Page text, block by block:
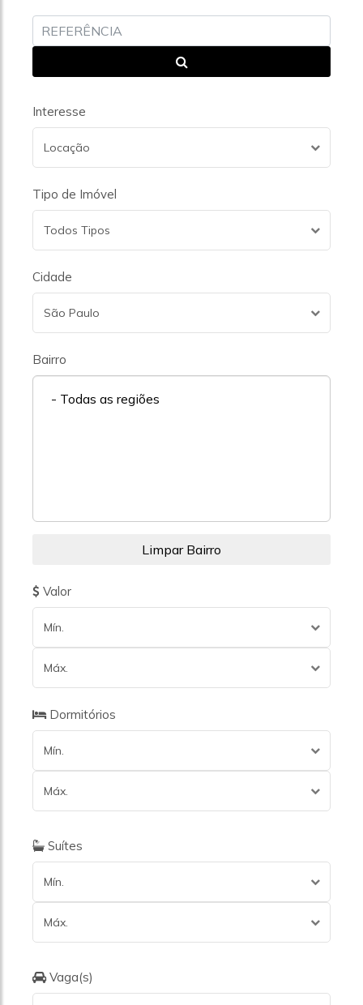
Interesse
Locação
Tipo de Imóvel
Todos Tipos
Cidade
São Paulo
Bairro
- Todas as regiões
Valor
Mín.
Máx.
Dormitórios
Mín.
Máx.
Suítes
Mín.
Máx.
Vaga(s)